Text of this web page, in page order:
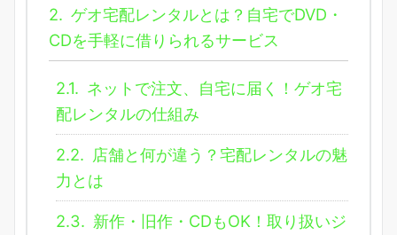
2. ゲオ宅配レンタルとは？自宅でDVD・
CDを手軽に借りられるサービス
2.1. ネットで注文、自宅に届く！ゲオ宅
配レンタルの仕組み
2.2. 店舗と何が違う？宅配レンタルの魅
力とは
2.3. 新作・旧作・CDもOK！取り扱いジ